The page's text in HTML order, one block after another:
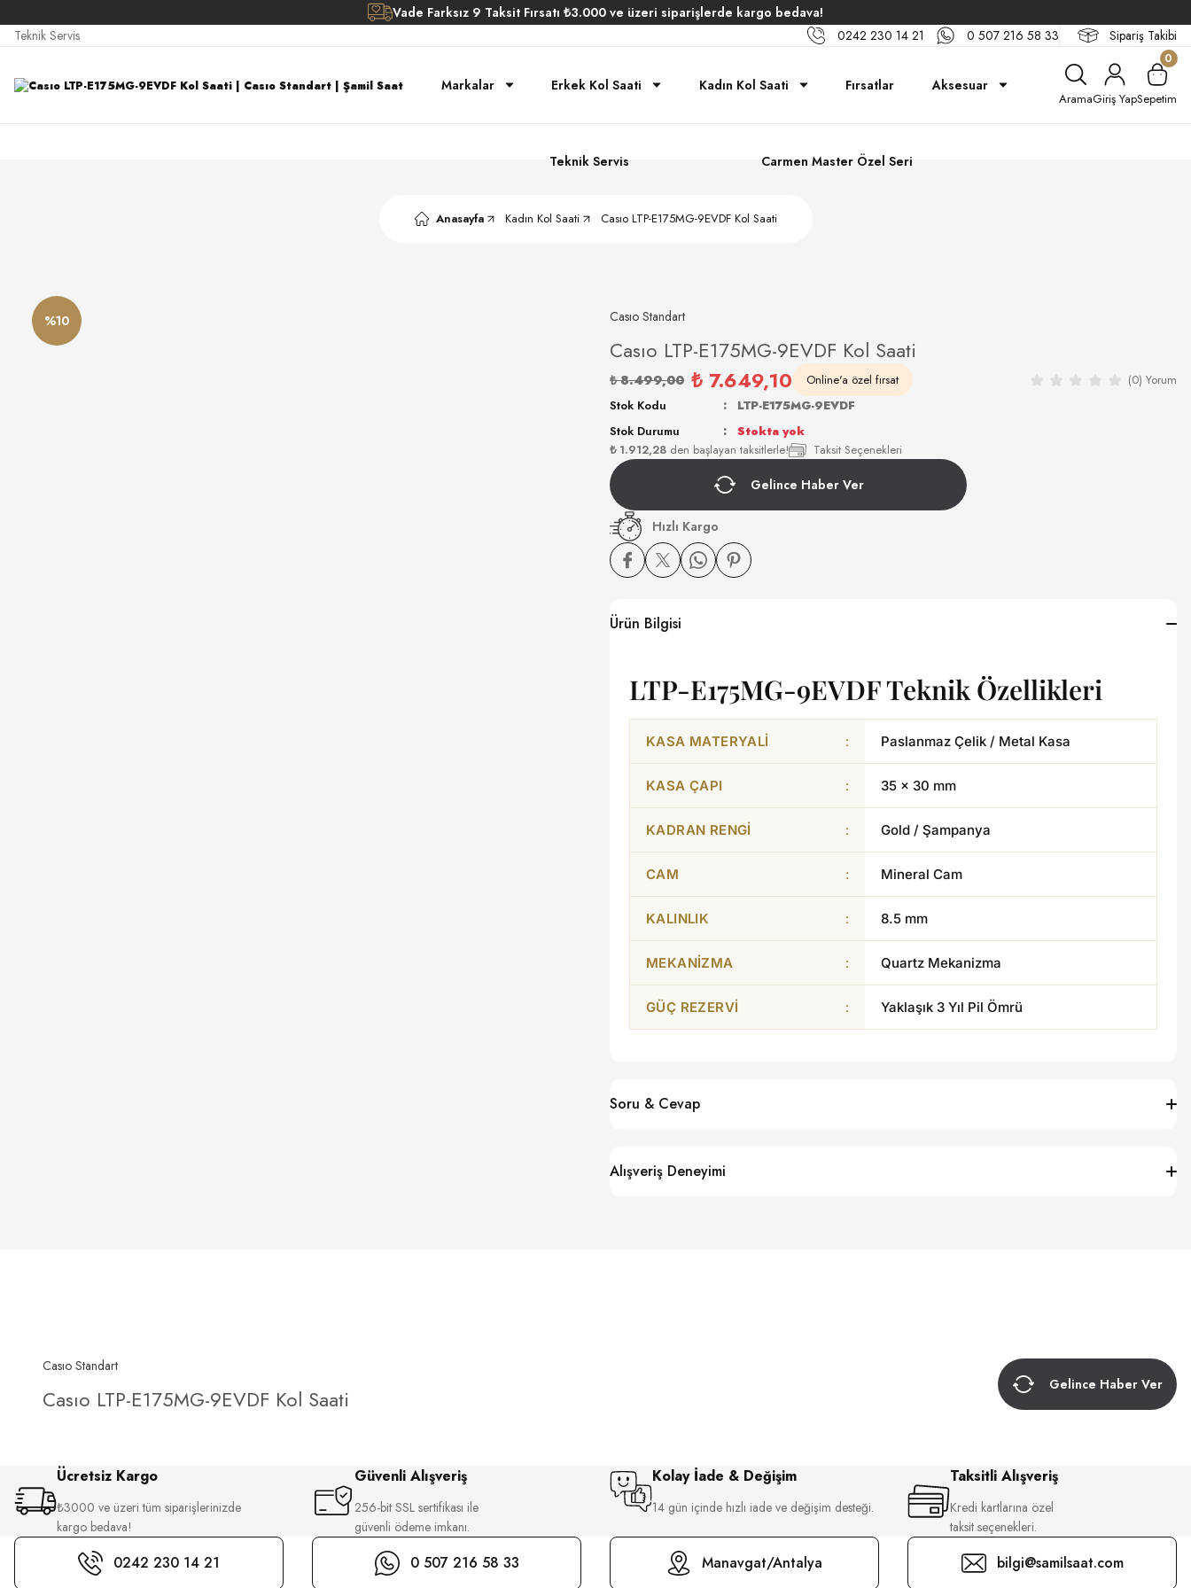
Vade Farksız 9 Taksit Fırsatı ₺3.000 ve üzeri siparişlerde kargo bedava!
Teknik Servis
0242 230 14 21 0 507 216 58 33 Sipariş Takibi
Markalar Erkek Kol Saati Kadın Kol Saati Fırsatlar Aksesuar
Teknik Servis Carmen Master Özel Seri
AramaGiriş Yap
0
Sepetim
Anasayfa Kadın Kol Saati Casıo LTP-E175MG-9EVDF Kol Saati
%10 Casıo Standart
Casıo LTP-E175MG-9EVDF Kol Saati
₺ 8.499,00 ₺ 7.649,10 Online'a özel fırsat (0) Yorum
₺ 1.912,28 den başlayan taksitlerle! Taksit Seçenekleri
Stok Kodu
LTP-E175MG-9EVDF
Stok Durumu
Stokta yok
Gelince Haber Ver
Hızlı Kargo
Ürün Bilgisi
LTP-E175MG-9EVDF Teknik Özellikleri
KASA MATERYALI : Paslanmaz Çelik / Metal Kasa
KASA ÇAPI : 35 × 30 mm
KADRAN RENGI : Gold / Şampanya
CAM : Mineral Cam
KALINLIK : 8.5 mm
MEKANIZMA : Quartz Mekanizma
GÜÇ REZERVI : Yaklaşık 3 Yıl Pil Ömrü
Soru & Cevap
Alışveriş Deneyimi
Casıo Standart
Casıo LTP-E175MG-9EVDF Kol Saati
Gelince Haber Ver
Ücretsiz Kargo
₺3000 ve üzeri tüm siparişlerinizde
kargo bedava!
Güvenli Alışveriş
256-bit SSL sertifikası ile
güvenli ödeme imkanı.
Kolay İade & Değişim
14 gün içinde hızlı iade ve değişim desteği.
Taksitli Alışveriş
Kredi kartlarına özel
taksit seçenekleri.
0242 230 14 21 0 507 216 58 33 Manavgat/Antalya bilgi@samilsaat.com